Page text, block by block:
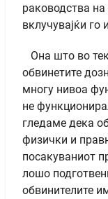
раководства
вклучувајќи го
Она што во
обвинетите
многу нивоа
не
гледаме дека
физички и
посакуваниот
лошо
обвинителите